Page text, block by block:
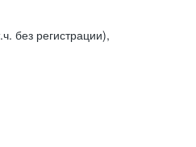
без регистрации),